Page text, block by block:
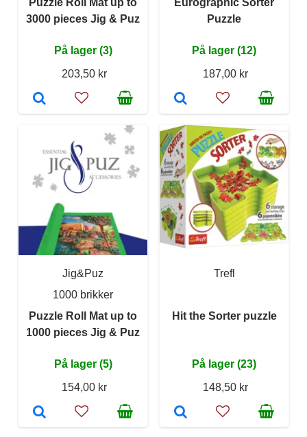
Puzzle Roll Mat up to
3000 pieces Jig & Puz
På lager (3)
203,50 kr
Eurographic Sorter
Puzzle
På lager (12)
187,00 kr
Jig&Puz
1000 brikker
Puzzle Roll Mat up to
1000 pieces Jig & Puz
På lager (5)
154,00 kr
Trefl
Hit the Sorter puzzle
På lager (23)
148,50 kr